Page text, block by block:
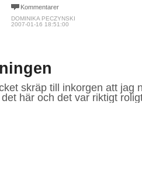
Kommentarer
DOMINIKA PECZYNSKI
2007-01-16 18:51:00
skräp till inkorgen att jag
här och det var riktigt